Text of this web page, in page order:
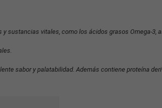
sustancias vitales, como los ácidos grasos Omega-3,
sabor y palatabilidad. Además contiene proteína